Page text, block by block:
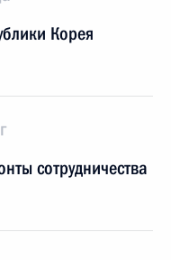
Корея
сотрудничества